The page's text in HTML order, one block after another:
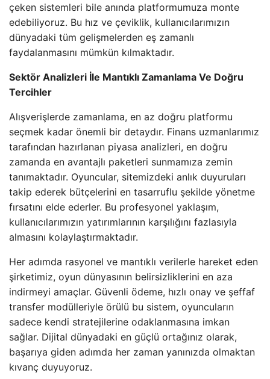
çeken sistemleri bile anında platformumuza monte
edebiliyoruz. Bu hız ve çeviklik, kullanıcılarımızın
dünyadaki tüm gelişmelerden eş zamanlı
faydalanmasını mümkün kılmaktadır.
Sektör Analizleri İle Mantıklı Zamanlama Ve Doğru
Tercihler
Alışverişlerde zamanlama, en az doğru platformu
seçmek kadar önemli bir detaydır. Finans uzmanlarımız
tarafından hazırlanan piyasa analizleri, en doğru
zamanda en avantajlı paketleri sunmamıza zemin
tanımaktadır. Oyuncular, sitemizdeki anlık duyuruları
takip ederek bütçelerini en tasarruflu şekilde yönetme
fırsatını elde ederler. Bu profesyonel yaklaşım,
kullanıcılarımızın yatırımlarının karşılığını fazlasıyla
almasını kolaylaştırmaktadır.
Her adımda rasyonel ve mantıklı verilerle hareket eden
şirketimiz, oyun dünyasının belirsizliklerini en aza
indirmeyi amaçlar. Güvenli ödeme, hızlı onay ve şeffaf
transfer modülleriyle örülü bu sistem, oyuncuların
sadece kendi stratejilerine odaklanmasına imkan
sağlar. Dijital dünyadaki en güçlü ortağınız olarak,
başarıya giden adımda her zaman yanınızda olmaktan
kıvanç duyuyoruz.